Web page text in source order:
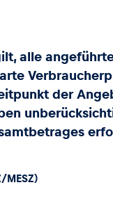
alle
der
MESZ)